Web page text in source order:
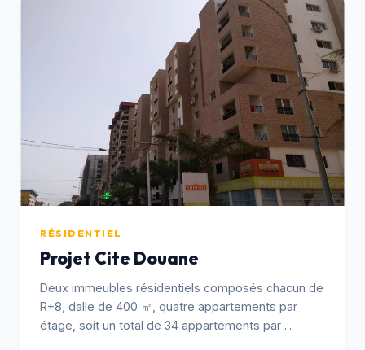
RÉSIDENTIEL
Projet Cite Douane
Deux immeubles résidentiels composés chacun de
R+8, dalle de 400 ㎡, quatre appartements par
étage, soit un total de 34 appartements par ...